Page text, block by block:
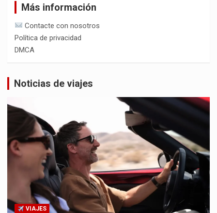
Más información
Contacte con nosotros
Política de privacidad
DMCA
Noticias de viajes
VIAJES